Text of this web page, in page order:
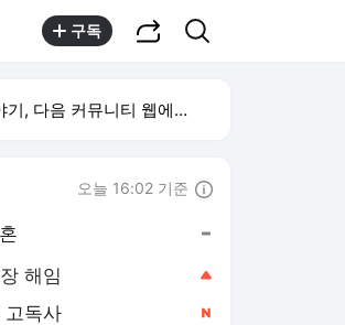
구독
, 다음 커뮤니티 웹에서 보기
오늘 16:02 기준
해임
고독사